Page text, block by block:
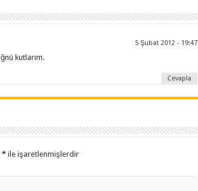
5 Şubat 2012 - 19:47
kutlarım.
Cevapla
*ile işaretlenmişlerdir